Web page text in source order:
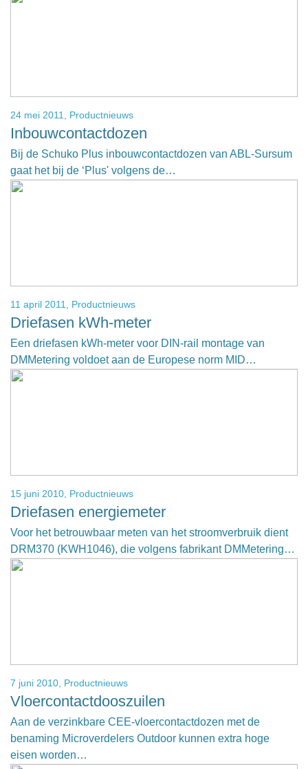
24 mei 2011, Productnieuws
Inbouwcontactdozen
Bij de Schuko Plus inbouwcontactdozen van ABL-Sursum
gaat het bij de ‘Plus' volgens de…
11 april 2011, Productnieuws
Driefasen kWh-meter
Een driefasen kWh-meter voor DIN-rail montage van
DMMetering voldoet aan de Europese norm MID…
15 juni 2010, Productnieuws
Driefasen energiemeter
Voor het betrouwbaar meten van het stroomverbruik dient
DRM370 (KWH1046), die volgens fabrikant DMMetering…
7 juni 2010, Productnieuws
Vloercontactdooszuilen
Aan de verzinkbare CEE-vloercontactdozen met de
benaming Microverdelers Outdoor kunnen extra hoge
eisen worden…